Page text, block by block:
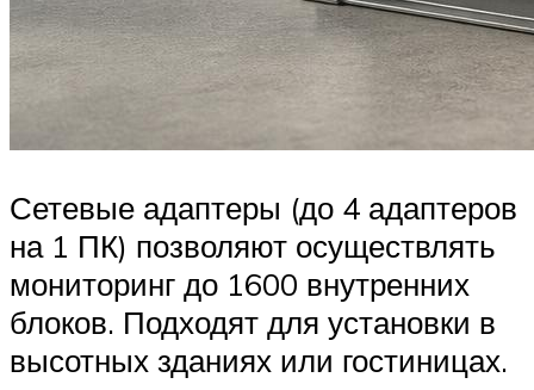
Сетевые адаптеры (до 4 адаптеров
на 1 ПК) позволяют осуществлять
мониторинг до 1600 внутренних
блоков. Подходят для установки в
высотных зданиях или гостиницах.